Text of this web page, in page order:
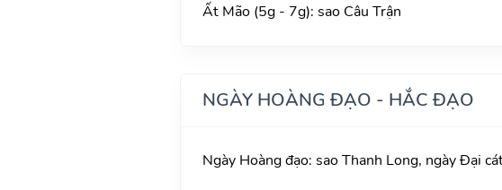
Ất Mão (5g - 7g): sao Câu Trận
NGÀY HOÀNG ĐẠO - HẮC ĐẠO
Ngày Hoàng đạo: sao Thanh Long, ngày Đại